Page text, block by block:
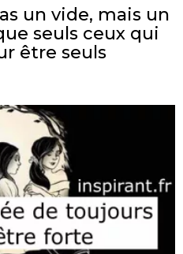
un vide, mais un
seuls ceux qui
être seuls